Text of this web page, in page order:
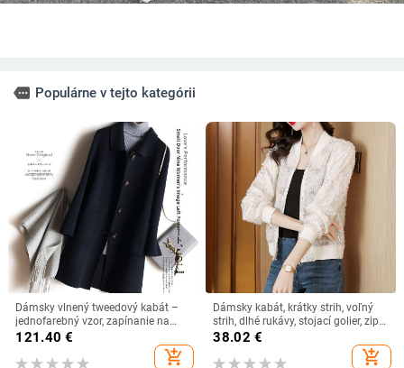
more Populárne v tejto kategórii
Dámsky vlnený tweedový kabát –
jednofarebný vzor, zapínanie na
jedno tlačidlo, stredná dĺžka 65–80
121.40 €
add_shopping_cart
Dámsky kabát, krátky strih, voľný
strih, dlhé rukávy, stojací golier, zips
(Polyester; dlhé rukávy; stojací
golier; zips; dĺžka 50–65 cm)
38.02 €
add_shopping_cart